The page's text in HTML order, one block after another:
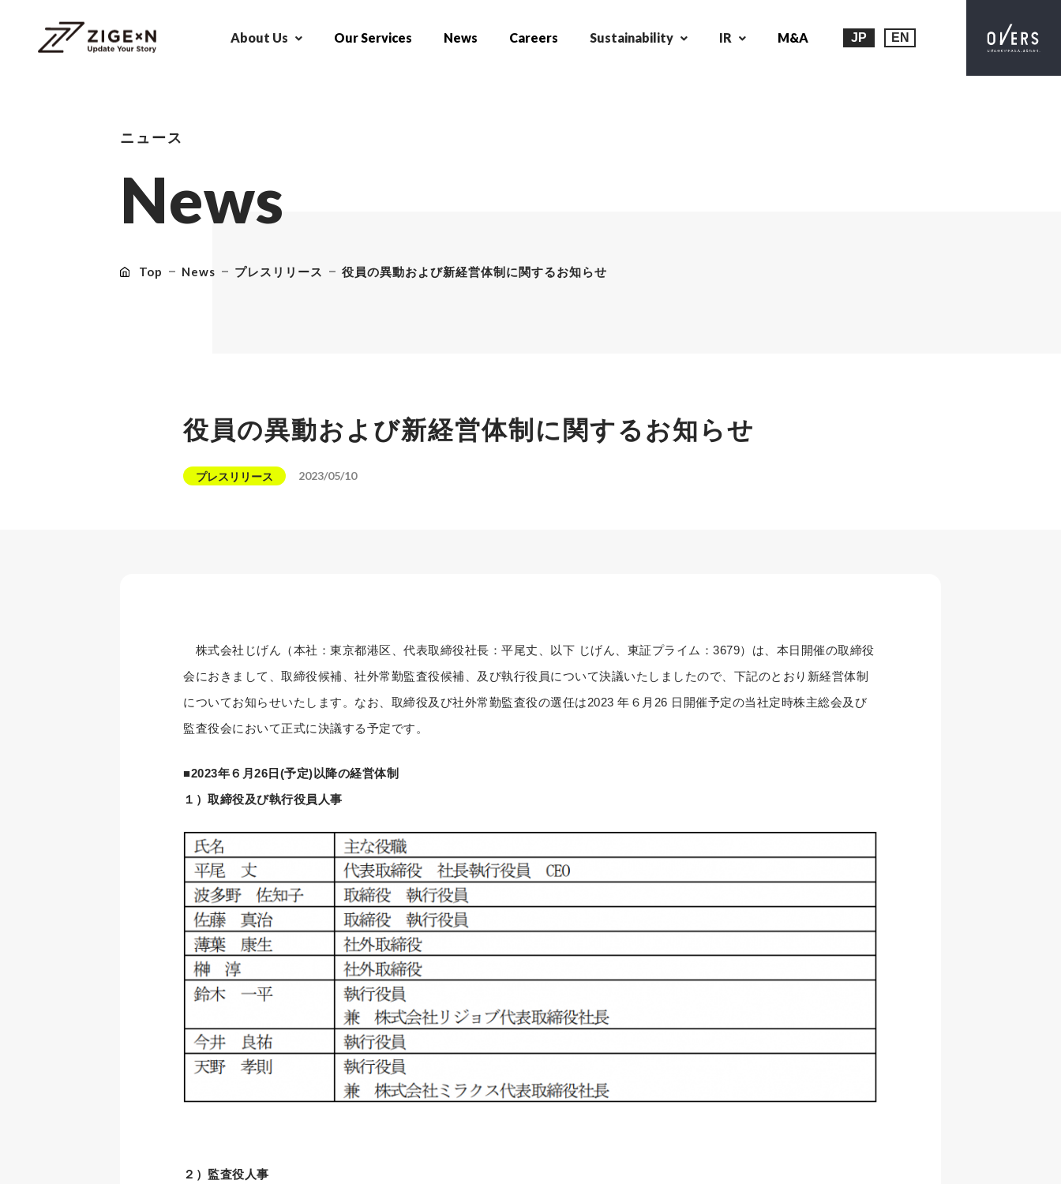
About Us Our Services News Careers Sustainability IR M&A JP EN
ニュース
News
Top News プレスリリース 役員の異動および新経営体制に関するお知らせ
役員の異動および新経営体制に関するお知らせ
プレスリリース 2023/05/10
株式会社じげん（本社：東京都港区、代表取締役社長：平尾丈、以下 じげん、東証プライム：3679）は、本日開催の取締役
会におきまして、取締役候補、社外常勤監査役候補、及び執行役員について決議いたしましたので、下記のとおり新経営体制
についてお知らせいたします。なお、取締役及び社外常勤監査役の選任は2023 年６月26 日開催予定の当社定時株主総会及び
監査役会において正式に決議する予定です。
■2023年６月26日(予定)以降の経営体制
１）取締役及び執行役員人事
２）監査役人事